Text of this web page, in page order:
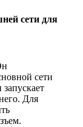
сети для
сети
Для
.